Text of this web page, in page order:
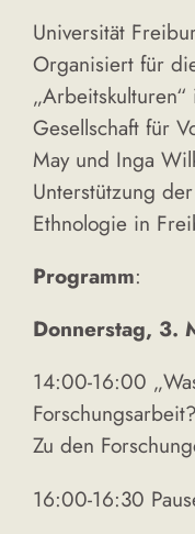
Universität
Organisiert für
Gesellschaft für
May und Inga
Unterstützung
Ethnologie in
Programm:
Donnerstag, 3.
14:00-16:00
Zu den
16:00-16:30